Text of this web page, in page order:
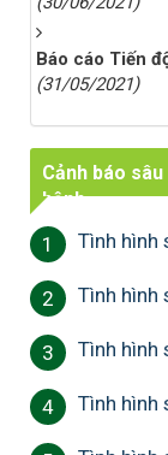
Báo cáo Tiến
(31/05/2021)
Cảnh báo sâu
bệnh
1 Tình hình
2 Tình hình
3 Tình hình
4 Tình hình